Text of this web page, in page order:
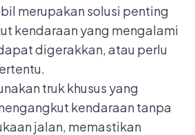
merupakan solusi penting
kendaraan yang mengalami
digerakkan, atau perlu
truk khusus yang
kendaraan tanpa
jalan, memastikan